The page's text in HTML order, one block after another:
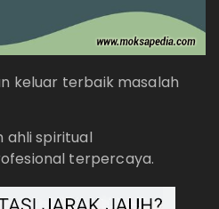
keluar terbaik masalah
ahli spiritual
terpercaya.